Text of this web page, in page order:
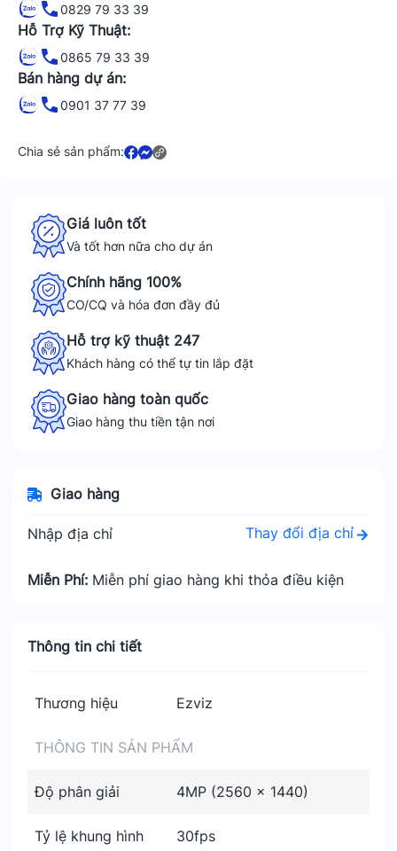
0829 79 33 39
Hỗ Trợ Kỹ Thuật:
0865 79 33 39
Bán hàng dự án:
0901 37 77 39
Chia sẻ sản phẩm:
Giá luôn tốt
Và tốt hơn nữa cho dự án
Chính hãng 100%
CO/CQ và hóa đơn đầy đủ
Hỗ trợ kỹ thuật 247
Khách hàng có thể tự tin lắp đặt
Giao hàng toàn quốc
Giao hàng thu tiền tận nơi
Giao hàng
Nhập địa chỉ Thay đổi địa chỉ
Miễn Phí: Miễn phí giao hàng khi thỏa điều kiện
Thông tin chi tiết
Thương hiệu Ezviz
THÔNG TIN SẢN PHẨM
Độ phân giải 4MP (2560 × 1440)
Tỷ lệ khung hình 30fps